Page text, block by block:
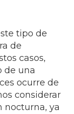
tipo de
de
casos,
de una
ocurre de
considerar
nocturna, ya